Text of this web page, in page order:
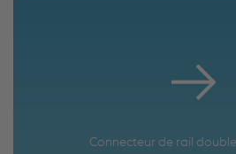
Connecteur de rail